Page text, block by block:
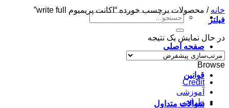
جستجو
صفحه اصلی
قوانین
سوالات متداول
خانه / محصولات برچسب خورده “اکانت پریمیوم write full”
فیلتر
در حال نمایش یک نتیجه
Browse
Credit
آموزشی
طراحی